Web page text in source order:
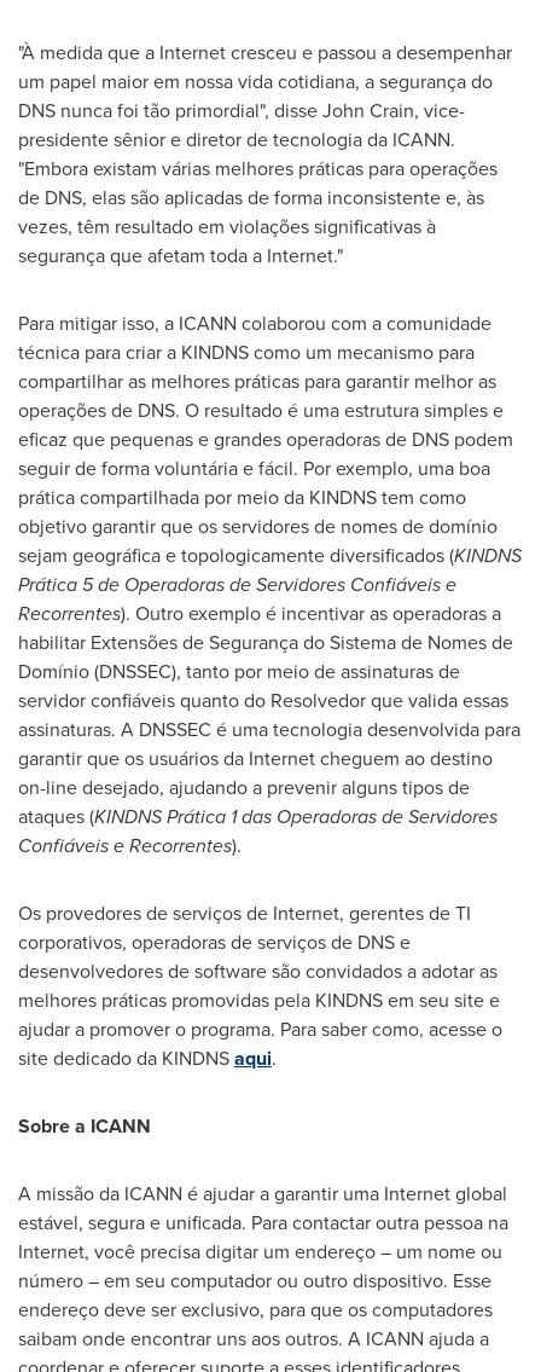
"À medida que a Internet cresceu e passou a desempenhar
um papel maior em nossa vida cotidiana, a segurança do
DNS nunca foi tão primordial", disseJohn Crain, vice-
presidente sênior e diretor de tecnologia da ICANN.
"Embora existam várias melhores práticas para operações
de DNS, elas são aplicadas de forma inconsistente e, às
vezes, têm resultado em violações significativas à
segurança que afetam toda a Internet."
Para mitigar isso, a ICANN colaborou com a comunidade
técnica para criar a KINDNS como um mecanismo para
compartilhar as melhores práticas para garantir melhor as
operações de DNS. O resultado é uma estrutura simples e
eficaz que pequenas e grandes operadoras de DNS podem
seguir de forma voluntária e fácil. Por exemplo, uma boa
prática compartilhada por meio da KINDNS tem como
objetivo garantir que os servidores de nomes de domínio
sejam geográfica e topologicamente diversificados (KINDNS
Prática 5 de Operadoras de Servidores Confiáveis e
Recorrentes). Outro exemplo é incentivar as operadoras a
habilitar Extensões de Segurança do Sistema de Nomes de
Domínio (DNSSEC), tanto por meio de assinaturas de
servidor confiáveis quanto do Resolvedor que valida essas
assinaturas. A DNSSEC é uma tecnologia desenvolvida para
garantir que os usuários da Internet cheguem ao destino
on-line desejado, ajudando a prevenir alguns tipos de
ataques (KINDNS Prática 1 das Operadoras de Servidores
Confiáveis e Recorrentes).
Os provedores de serviços de Internet, gerentes de TI
corporativos, operadoras de serviços de DNS e
desenvolvedores de software são convidados a adotar as
melhores práticas promovidas pela KINDNS em seu site e
ajudar a promover o programa. Para saber como, acesse o
site dedicado da KINDNSaqui.
Sobre a ICANN
A missão da ICANN é ajudar a garantir uma Internet global
estável, segura e unificada. Para contactar outra pessoa na
Internet, você precisa digitar um endereço – um nome ou
número – em seu computador ou outro dispositivo. Esse
endereço deve ser exclusivo, para que os computadores
saibam onde encontrar uns aos outros. A ICANN ajuda a